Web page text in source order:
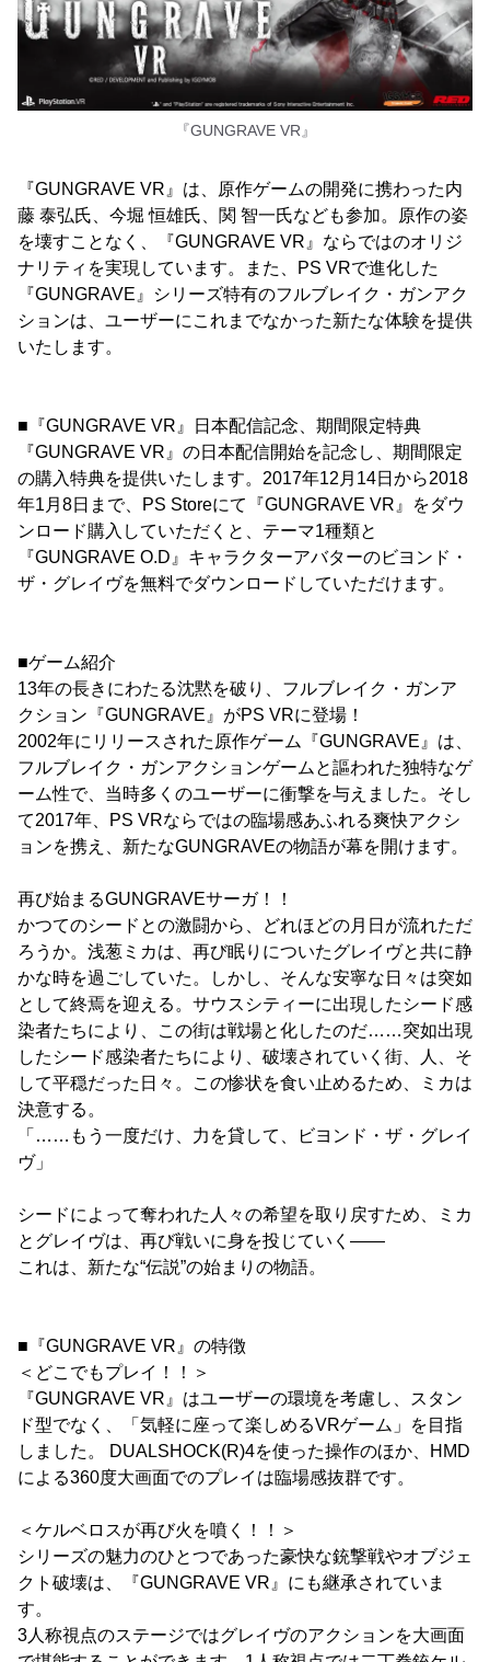
『GUNGRAVE VR』
『GUNGRAVE VR』は、原作ゲームの開発に携わった内
藤 泰弘氏、今堀 恒雄氏、関 智一氏なども参加。原作の姿
を壊すことなく、『GUNGRAVE VR』ならではのオリジ
ナリティを実現しています。また、PS VRで進化した
『GUNGRAVE』シリーズ特有のフルブレイク・ガンアク
ションは、ユーザーにこれまでなかった新たな体験を提供
いたします。
■『GUNGRAVE VR』日本配信記念、期間限定特典
『GUNGRAVE VR』の日本配信開始を記念し、期間限定
の購入特典を提供いたします。2017年12月14日から2018
年1月8日まで、PS Storeにて『GUNGRAVE VR』をダウ
ンロード購入していただくと、テーマ1種類と
『GUNGRAVE O.D』キャラクターアバターのビヨンド・
ザ・グレイヴを無料でダウンロードしていただけます。
■ゲーム紹介
13年の長きにわたる沈黙を破り、フルブレイク・ガンア
クション『GUNGRAVE』がPS VRに登場！
2002年にリリースされた原作ゲーム『GUNGRAVE』は、
フルブレイク・ガンアクションゲームと謳われた独特なゲ
ーム性で、当時多くのユーザーに衝撃を与えました。そし
て2017年、PS VRならではの臨場感あふれる爽快アクシ
ョンを携え、新たなGUNGRAVEの物語が幕を開けます。
再び始まるGUNGRAVEサーガ！！
かつてのシードとの激闘から、どれほどの月日が流れただ
ろうか。浅葱ミカは、再び眠りについたグレイヴと共に静
かな時を過ごしていた。しかし、そんな安寧な日々は突如
として終焉を迎える。サウスシティーに出現したシード感
染者たちにより、この街は戦場と化したのだ……突如出現
したシード感染者たちにより、破壊されていく街、人、そ
して平穏だった日々。この惨状を食い止めるため、ミカは
決意する。
「……もう一度だけ、力を貸して、ビヨンド・ザ・グレイ
ヴ」
シードによって奪われた人々の希望を取り戻すため、ミカ
とグレイヴは、再び戦いに身を投じていく――
これは、新たな“伝説”の始まりの物語。
■『GUNGRAVE VR』の特徴
＜どこでもプレイ！！＞
『GUNGRAVE VR』はユーザーの環境を考慮し、スタン
ド型でなく、「気軽に座って楽しめるVRゲーム」を目指
しました。 DUALSHOCK(R)4を使った操作のほか、HMD
による360度大画面でのプレイは臨場感抜群です。
＜ケルベロスが再び火を噴く！！＞
シリーズの魅力のひとつであった豪快な銃撃戦やオブジェ
クト破壊は、『GUNGRAVE VR』にも継承されていま
す。
3人称視点のステージではグレイヴのアクションを大画面